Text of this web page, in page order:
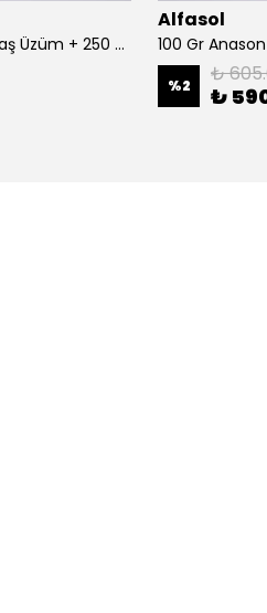
100 Gr Anason + 10 Gr Yaş Üzüm + 250 Gr Gliserin + Alkol Test Kiti
Alfasol
%2 ₺
₺